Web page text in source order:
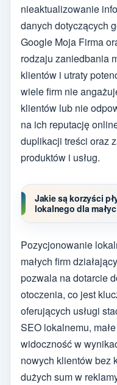
nieaktualizowanie
danych dotyczących
Google Moja Firma
rodzaju zaniedbania
klientów i utraty
wiele firm nie
klientów lub nie
na ich reputację
duplikacji treści oraz
produktów i usług.
Jakie są korzyści
lokalnego dla
Pozycjonowanie
małych firm
pozwala na dotarcie
otoczenia, co jest
oferujących usługi
SEO lokalnemu,
widoczność w
nowych klientów bez
dużych sum w